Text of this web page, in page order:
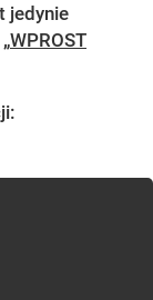
jedynie
WPROST